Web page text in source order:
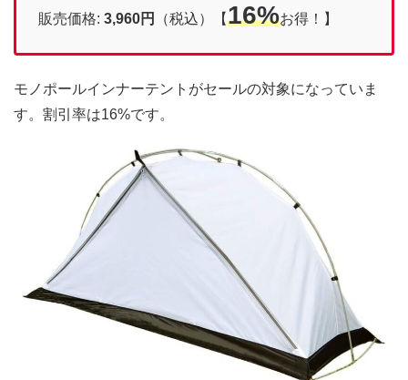
販売価格: 3,960円 （税込）【16%お得！】
モノポールインナーテントがセールの対象になっていま
す。割引率は16%です。